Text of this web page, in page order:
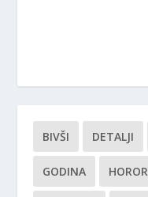
BIVŠI DETALJI
GODINA HOROR